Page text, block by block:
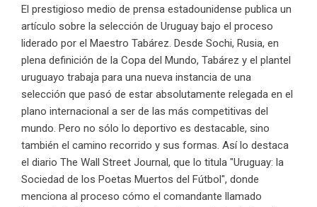
El prestigioso medio de prensa estadounidense publica un
artículo sobre la selección de Uruguay bajo el proceso
liderado por el Maestro Tabárez. Desde Sochi, Rusia, en
plena definición de la Copa del Mundo, Tabárez y el plantel
uruguayo trabaja para una nueva instancia de una
selección que pasó de estar absolutamente relegada en el
plano internacional a ser de las más competitivas del
mundo. Pero no sólo lo deportivo es destacable, sino
también el camino recorrido y sus formas. Así lo destaca
el diario The Wall Street Journal, que lo titula "Uruguay: la
Sociedad de los Poetas Muertos del Fútbol", donde
menciona al proceso cómo el comandante llamado